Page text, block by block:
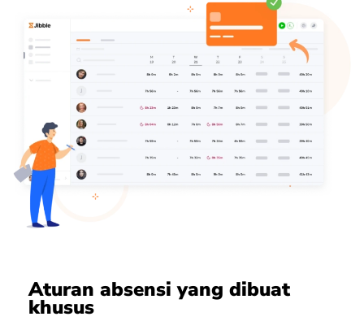
Aturan absensi yang dibuat
khusus